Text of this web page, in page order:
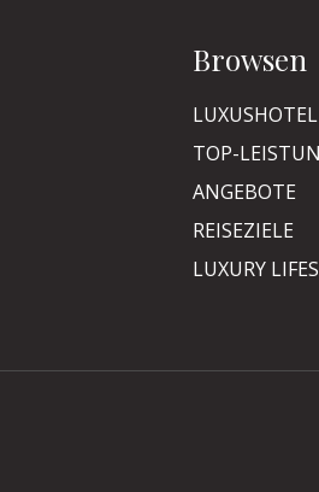
Browsen
LUXUSHOTEL
TOP-
ANGEBOTE
REISEZIELE
LUXURY